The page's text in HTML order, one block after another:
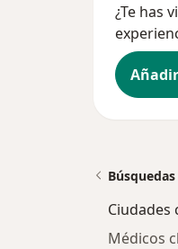
¿Te has
Ciudades
Médicos